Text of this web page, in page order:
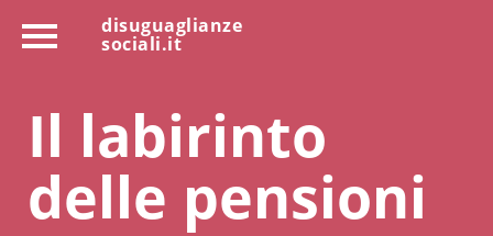
disuguaglianze
sociali.it
Il labirinto
delle pensioni